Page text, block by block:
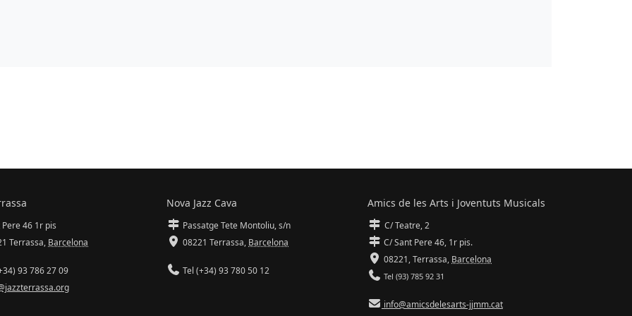
Pere 46 1r pis
Terrassa, Barcelona
93 786 27 09
Nova Jazz Cava
Passatge Tete Montoliu, s/n
08221 Terrassa, Barcelona
Tel (+34) 93 780 50 12
Amics de les Arts i Joventuts Musicals
C/ Teatre, 2
C/ Sant Pere 46, 1r pis.
08221,Terrassa, Barcelona
Tel (93) 785 92 31
info@amicsdelesarts-jjmm.cat